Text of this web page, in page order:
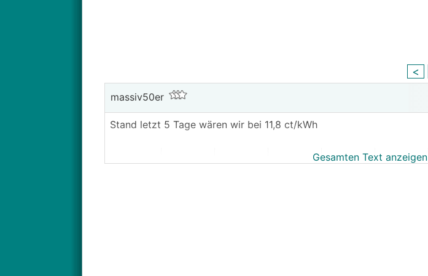
<
massiv50er
Stand letzt 5 Tage wären wir bei 11,8 ct/kWh
Gesamten Text anzeigen